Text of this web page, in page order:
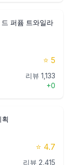
퍼퓸 트와일라
⭐ 5
리뷰 1,133
+0
⭐ 4.7
리뷰 2,415